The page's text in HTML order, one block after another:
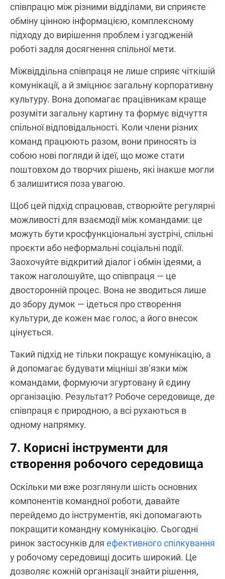
співпрацю між різними відділами, ви сприяєте
обміну цінною інформацією, комплексному
підходу до вирішення проблем і узгодженій
роботі задля досягнення спільної мети.
Міжвіддільна співпраця не лише сприяє чіткішій
комунікації, а й зміцнює загальну корпоративну
культуру. Вона допомагає працівникам краще
розуміти загальну картину та формує відчуття
спільної відповідальності. Коли члени різних
команд працюють разом, вони приносять із
собою нові погляди й ідеї, що може стати
поштовхом до творчих рішень, які інакше могли
б залишитися поза увагою.
Щоб цей підхід спрацював, створюйте регулярні
можливості для взаємодії між командами: це
можуть бути кросфункціональні зустрічі, спільні
проєкти або неформальні соціальні події.
Заохочуйте відкритий діалог і обмін ідеями, а
також наголошуйте, що співпраця — це
двосторонній процес. Вона не зводиться лише
до збору думок — ідеться про створення
культури, де кожен має голос, а його внесок
цінується.
Такий підхід не тільки покращує комунікацію, а
й допомагає будувати міцніші зв’язки між
командами, формуючи згуртовану й єдину
організацію. Результат? Робоче середовище, де
співпраця є природною, а всі рухаються в
одному напрямку.
7. Корисні інструменти для
створення робочого середовища
Оскільки ми вже розглянули шість основних
компонентів командної роботи, давайте
перейдемо до інструментів, які допомагають
покращити командну комунікацію. Сьогодні
ринок застосунків для ефективного спілкування
у робочому середовищі досить широкий. Це
дозволяє кожній організації знайти рішення,